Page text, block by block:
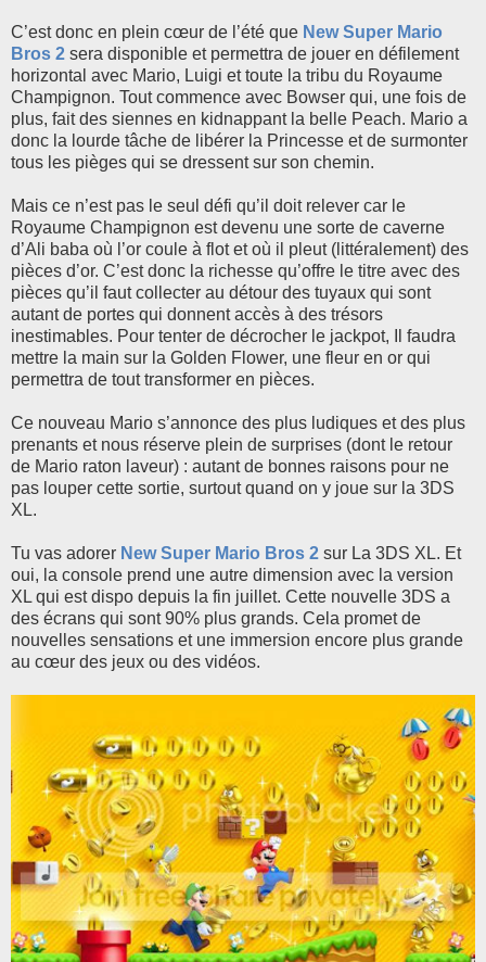
C’est donc en plein cœur de l’été que New Super Mario
Bros 2 sera disponible et permettra de jouer en défilement
horizontal avec Mario, Luigi et toute la tribu du Royaume
Champignon. Tout commence avec Bowser qui, une fois de
plus, fait des siennes en kidnappant la belle Peach. Mario a
donc la lourde tâche de libérer la Princesse et de surmonter
tous les pièges qui se dressent sur son chemin.
Mais ce n’est pas le seul défi qu’il doit relever car le
Royaume Champignon est devenu une sorte de caverne
d’Ali baba où l’or coule à flot et où il pleut (littéralement) des
pièces d’or. C’est donc la richesse qu’offre le titre avec des
pièces qu’il faut collecter au détour des tuyaux qui sont
autant de portes qui donnent accès à des trésors
inestimables. Pour tenter de décrocher le jackpot, Il faudra
mettre la main sur la Golden Flower, une fleur en or qui
permettra de tout transformer en pièces.
Ce nouveau Mario s’annonce des plus ludiques et des plus
prenants et nous réserve plein de surprises (dont le retour
de Mario raton laveur) : autant de bonnes raisons pour ne
pas louper cette sortie, surtout quand on y joue sur la 3DS
XL.
Tu vas adorer New Super Mario Bros 2 sur La 3DS XL. Et
oui, la console prend une autre dimension avec la version
XL qui est dispo depuis la fin juillet. Cette nouvelle 3DS a
des écrans qui sont 90% plus grands. Cela promet de
nouvelles sensations et une immersion encore plus grande
au cœur des jeux ou des vidéos.